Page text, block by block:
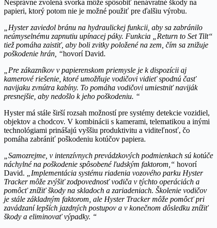
Nesprávne zvolená svorka môže spôsobiť nenávratné škody na
papieri, ktorý potom nie je možné použiť pre ďalšiu výrobu.
„Hyster zaviedol bránu na hydraulickej funkcii, aby sa zabránilo
neúmyselnému zapnutiu upínacej páky. Funkcia „Return to Set Tilt“
tiež pomáha zaistiť, aby boli zvitky položené na zem, čím sa znižuje
poškodenie hrán, “hovorí David.
„Pre zákazníkov v papierenskom priemysle je k dispozícii aj
kamerové riešenie, ktoré umožňuje vodičovi vidieť spodnú časť
navijaku zvnútra kabíny. To pomáha vodičovi umiestniť naviják
presnejšie, aby nedošlo k jeho poškodeniu. “
Hyster má stále širší rozsah možností pre systémy detekcie vozidiel,
objektov a chodcov. V kombinácii s kamerami, telematikou a inými
technológiami prinášajú vyššiu produktivitu a viditeľnosť, čo
pomáha zabrániť poškodeniu kotúčov papiera.
„Samozrejme, v intenzívnych prevádzkových podmienkach sú kotúče
náchylné na poškodenie spôsobené ľudským faktorom,“ hovorí
David.
„Implementácia systému riadenia vozového parku Hyster
Tracker môže zvýšiť zodpovednosť vodiča v týchto operáciách a
pomôcť znížiť škody na skladoch a zariadeniach. Školenie vodičov
je stále základným faktorom, ale Hyster Tracker môže pomôcť pri
zavádzaní lepších jazdných postupov a v konečnom dôsledku znížiť
škody a eliminovať výpadky. “